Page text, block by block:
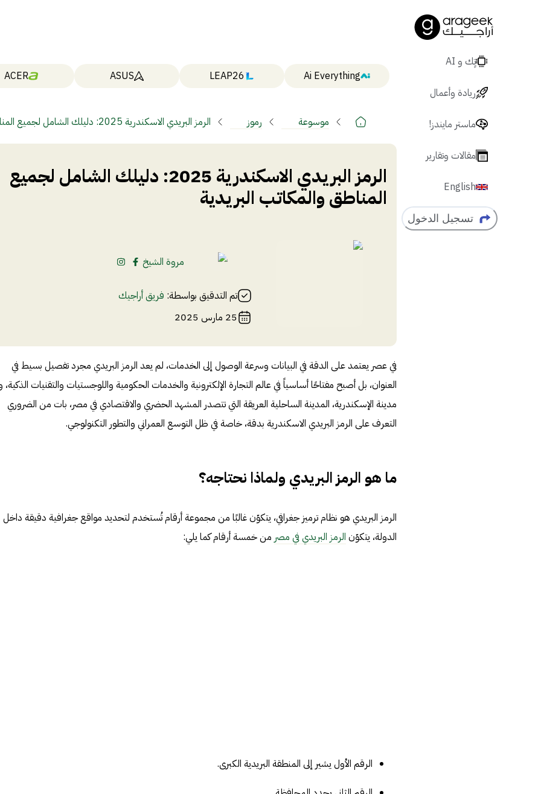
تٍك و AI
ريادة وأعمال
ماستر مايندز!
مقالات وتقارير
English
تسجيل الدخول
Ai Everything
LEAP26
ASUS
ACER
موسوعة
رموز
الرمز البريدي الاسكندرية 2025: دليلك الشامل
الرمز البريدي الاسكندرية 2025: دليلك الشامل لجميع
المناطق والمكاتب البريدية
مروة الشيخ
تم التدقيق بواسطة: فريق أراجيك
25 مارس 2025
في عصر يعتمد على الدقة في البيانات وسرعة الوصول إلى الخدمات، لم يعد الرمز البريدي مجرد تفصيل بسيط في
العنوان، بل أصبح مفتاحًا أساسياً في عالم التجارة الإلكترونية والخدمات الحكومية واللوجستيات والتقنيات الذكية،
مدينة الإسكندرية، المدينة الساحلية العريقة التي تتصدر المشهد الحضري والاقتصادي في مصر، بات من الضروري
التعرف على الرمز البريدي الاسكندرية بدقة، خاصة في ظل التوسع العمراني والتطور التكنولوجي.
ما هو الرمز البريدي ولماذا نحتاجه؟
الرمز البريدي هو نظام ترميز جغرافي، يتكوّن غالبًا من مجموعة أرقام تُستخدم لتحديد مواقع جغرافية دقيقة داخل
الدولة، يتكوّن الرمز البريدي في مصر من خمسة أرقام كما يلي:
الرقم الأول يشير إلى المنطقة البريدية الكبرى.